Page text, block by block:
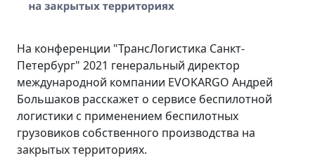
На конференции "ТрансЛогистика Санкт-
Петербург" 2021 генеральный директор
международной компании EVOKARGО Андрей
Большаков расскажет о сервисе беспилотной
логистики с применением беспилотных
грузовиков собственного производства на
закрытых территориях.